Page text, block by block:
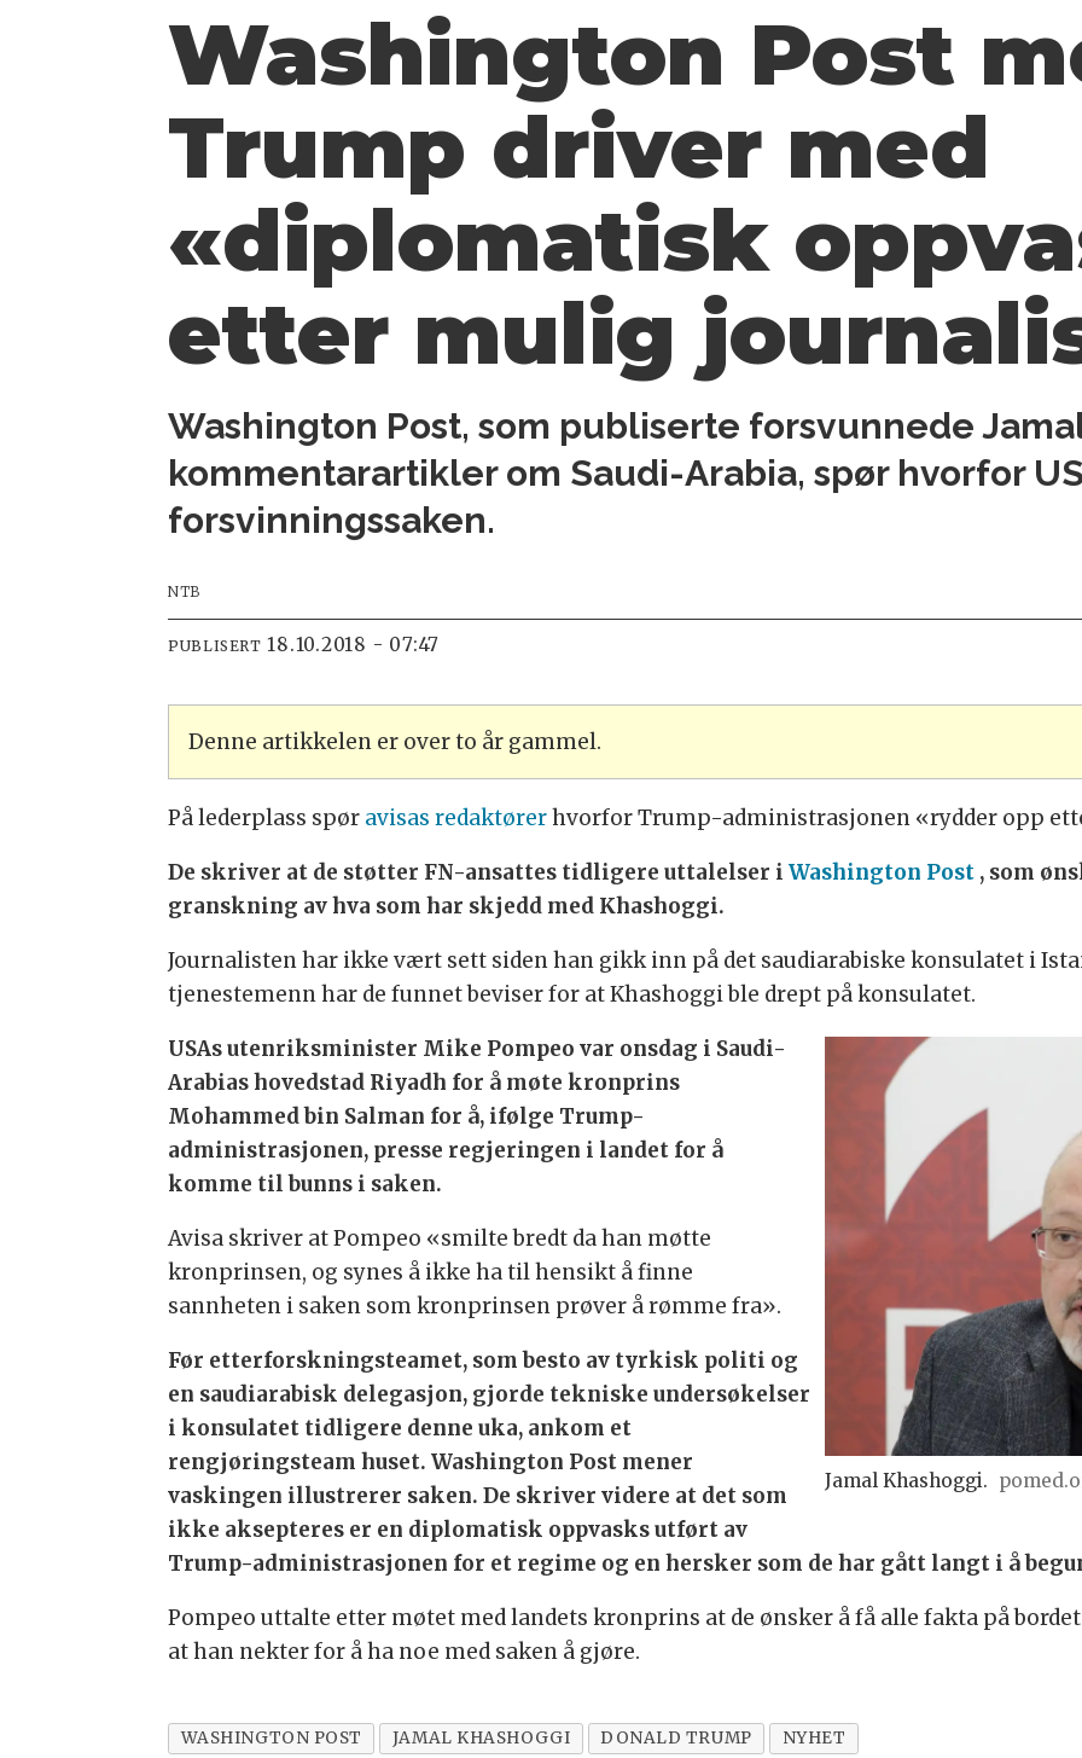
Washington Post
Trump driver med
«diplomatisk
etter mulig
Washington Post, som publiserte forsvunnede
kommentarartikler om Saudi-Arabia, spør hvorfor
forsvinningssaken.
NTB
PUBLISERT 18.10.2018 - 07:47
Denne artikkelen er over to år gammel.
På lederplass spør avisas redaktørerhvorfor Trump-administrasjonen «rydder opp
De skriver at de støtter FN-ansattes tidligere uttalelser iWashington Post , som
granskning av hva som har skjedd med Khashoggi.
Journalisten har ikke vært sett siden han gikk inn på det saudiarabiske konsulatet i
tjenestemenn har de funnet beviser for at Khashoggi ble drept på konsulatet.
Jamal Khashoggi.
USAs utenriksminister Mike Pompeo var onsdag i Saudi-
Arabias hovedstad Riyadh for å møte kronprins
Mohammed bin Salman for å, ifølge Trump-
administrasjonen, presse regjeringen i landet for å
komme til bunns i saken.
Avisa skriver at Pompeo «smilte bredt da han møtte
kronprinsen, og synes å ikke ha til hensikt å finne
sannheten i saken som kronprinsen prøver å rømme fra».
Før etterforskningsteamet, som besto av tyrkisk politi og
en saudiarabisk delegasjon, gjorde tekniske undersøkelser
i konsulatet tidligere denne uka, ankom et
rengjøringsteam huset. Washington Post mener
vaskingen illustrerer saken. De skriver videre at det som
ikke aksepteres er en diplomatisk oppvasks utført av
Trump-administrasjonen for et regime og en hersker som de har gått langt i å
Pompeo uttalte etter møtet med landets kronprins at de ønsker å få alle fakta på
at han nekter for å ha noe med saken å gjøre.
WASHINGTON POST JAMAL KHASHOGGI DONALD TRUMP NYHET